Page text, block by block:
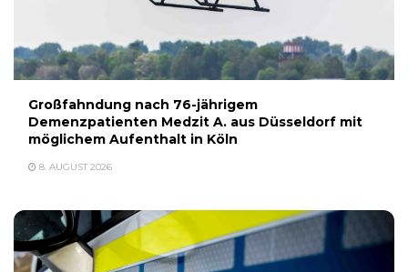
Großfahndung nach 76-jährigem
Demenzpatienten Medzit A. aus Düsseldorf mit
möglichem Aufenthalt in Köln
8. AUGUST 2026